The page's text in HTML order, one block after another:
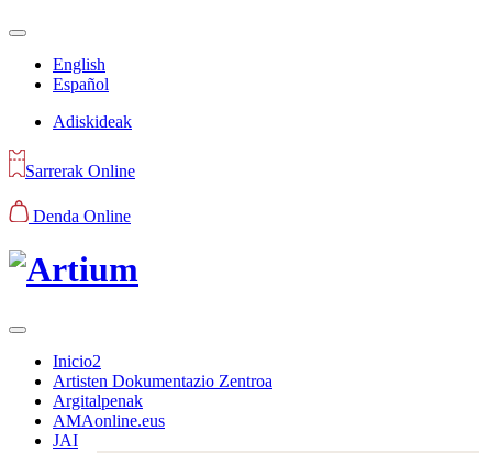
English
Español
Adiskideak
Sarrerak Online
Denda Online
Inicio2
Artisten Dokumentazio Zentroa
Argitalpenak
AMAonline.eus
JAI